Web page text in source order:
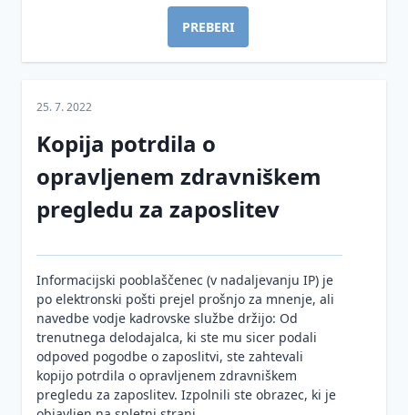
PREBERI
25. 7. 2022
Kopija potrdila o
opravljenem zdravniškem
pregledu za zaposlitev
Informacijski pooblaščenec (v nadaljevanju IP) je
po elektronski pošti prejel prošnjo za mnenje, ali
navedbe vodje kadrovske službe držijo: Od
trenutnega delodajalca, ki ste mu sicer podali
odpoved pogodbe o zaposlitvi, ste zahtevali
kopijo potrdila o opravljenem zdravniškem
pregledu za zaposlitev. Izpolnili ste obrazec, ki je